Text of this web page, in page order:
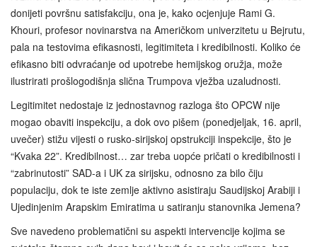
donijeti površnu satisfakciju, ona je, kako ocjenjuje Rami G.
Khouri, profesor novinarstva na Američkom univerzitetu u Bejrutu,
pala na testovima efikasnosti, legitimiteta i kredibilnosti. Koliko će
efikasno biti odvraćanje od upotrebe hemijskog oružja, može
ilustrirati prošlogodišnja slična Trumpova vježba uzaludnosti.
Legitimitet nedostaje iz jednostavnog razloga što OPCW nije
mogao obaviti inspekciju, a dok ovo pišem (ponedjeljak, 16. april,
uvečer) stižu vijesti o rusko-sirijskoj opstrukciji inspekcije, što je
“Kvaka 22”. Kredibilnost… zar treba uopće pričati o kredibilnosti i
“zabrinutosti” SAD-a i UK za sirijsku, odnosno za bilo čiju
populaciju, dok te iste zemlje aktivno asistiraju Saudijskoj Arabiji i
Ujedinjenim Arapskim Emiratima u satiranju stanovnika Jemena?
Sve navedeno problematični su aspekti intervencije kojima se